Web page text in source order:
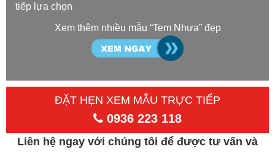
tiếp lựa chọn
Xem thêm nhiều mẫu “Tem Nhựa” đẹp
ĐẶT HẸN XEM MẪU TRỰC TIẾP
0936 223 118
Liên hệ ngay với chúng tôi để được tư vấn và